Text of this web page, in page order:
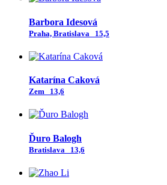
Barbora Idesová
Praha, Bratislava 15,5
Katarína Caková
Zem 13,6
Ďuro Balogh
Bratislava 13,6